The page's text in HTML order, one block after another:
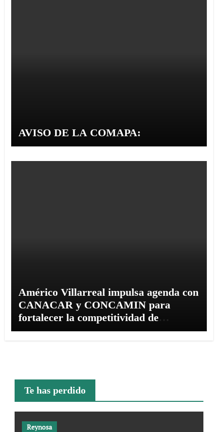
AVISO DE LA COMAPA:
Américo Villarreal impulsa agenda con
CANACAR y CONCAMIN para
fortalecer la competitividad de
Tamaulipas
Te has perdido
Reynosa